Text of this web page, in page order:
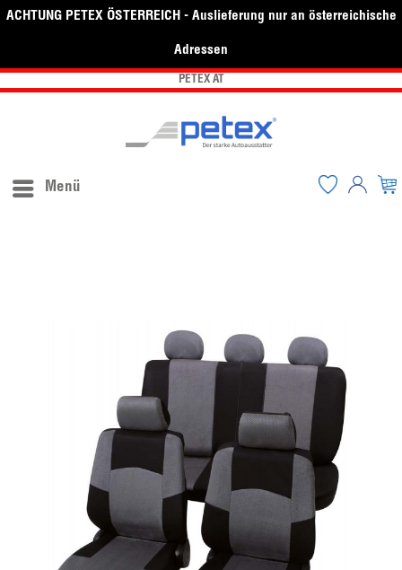
ACHTUNG PETEX ÖSTERREICH - Auslieferung nur an österreichische
Adressen
PETEX AT
Menü